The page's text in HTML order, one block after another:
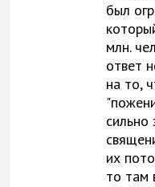
был
млн.
ответ
на то,
их
то там